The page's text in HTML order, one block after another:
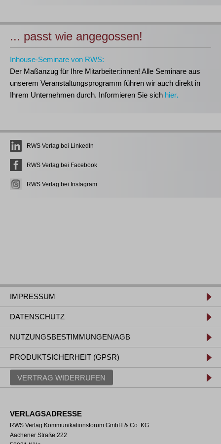
... passt wie angegossen!
Inhouse-Seminare von RWS:
Der Maßanzug für Ihre Mitarbeiter:innen! Alle Seminare aus
unserem Veranstaltungsprogramm führen wir auch direkt in
Ihrem Unternehmen durch. Informieren Sie sich hier.
RWS Verlag bei LinkedIn
RWS Verlag bei Facebook
RWS Verlag bei Instagram
IMPRESSUM
DATENSCHUTZ
NUTZUNGSBESTIMMUNGEN/AGB
PRODUKTSICHERHEIT (GPSR)
VERTRAG WIDERRUFEN
VERLAGSADRESSE
RWS Verlag Kommunikationsforum GmbH & Co. KG
Aachener Straße 222